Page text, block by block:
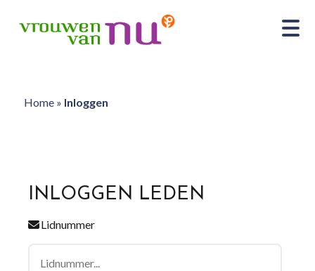
Home» Inloggen
INLOGGEN LEDEN
Lidnummer